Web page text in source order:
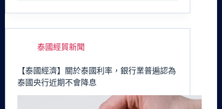
泰國經貿新聞
【泰國經濟】關於泰國利率，銀行業普遍認為
泰國央行近期不會降息